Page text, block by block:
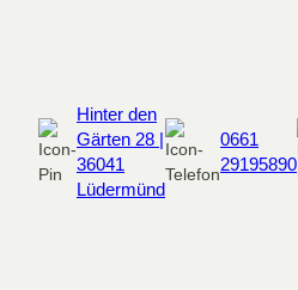
Hinter den
Gärten 28 |
36041
Lüdermünd
0661
29195890